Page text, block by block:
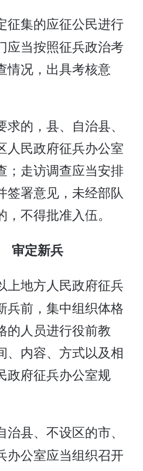
征集的应征公民进行
应当按照征兵政治考
情况，出具考核意
的，县、自治县、
人民政府征兵办公室
；走访调查应当安排
签署意见，未经部队
不得批准入伍。
审定新兵
上地方人民政府征兵
兵前，集中组织体格
的人员进行役前教
、内容、方式以及相
政府征兵办公室规
县、不设区的市、
办公室应当组织召开